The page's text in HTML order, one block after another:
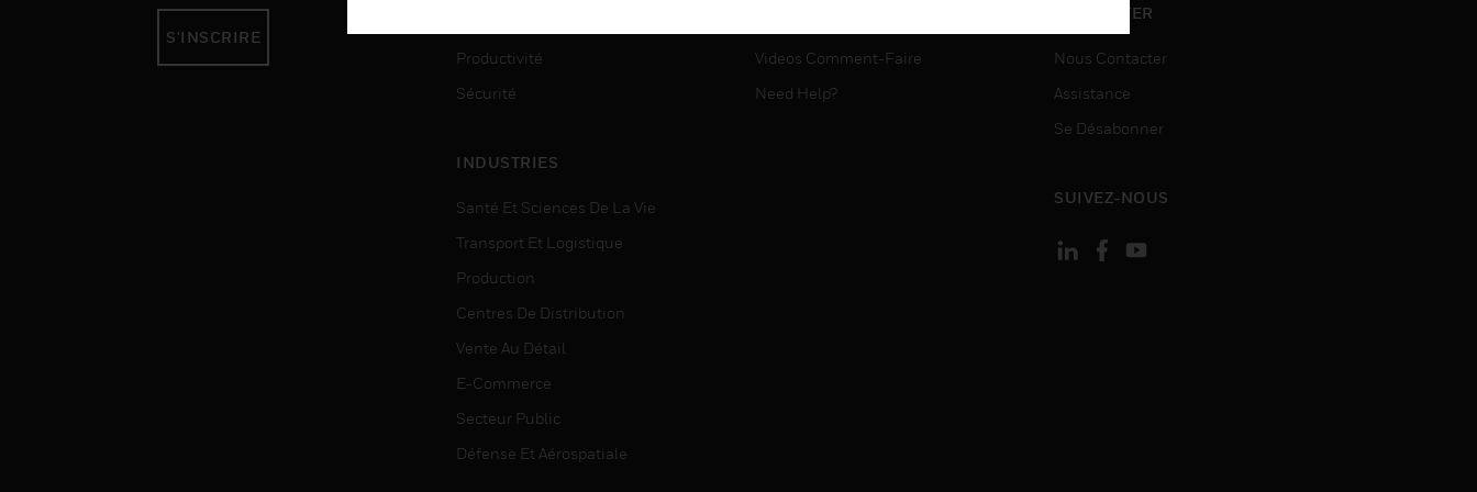
S'INSCRIRE
Productivité
Sécurité
INDUSTRIES
Santé Et Sciences De La Vie
Transport Et Logistique
Production
Centres De Distribution
Vente Au Détail
E-Commerce
Secteur Public
Défense Et Aérospatiale
Videos Comment-Faire
Need Help?
CONTACTER
Nous Contacter
Assistance
Se Désabonner
SUIVEZ-NOUS